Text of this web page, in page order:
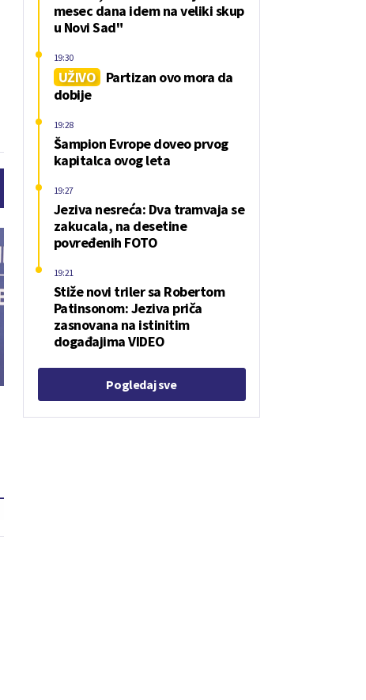
mesec dana idem na veliki skup
u Novi Sad"
UŽIVO
Partizan ovo mora da
dobije
19:30
Šampion Evrope doveo prvog
kapitalca ovog leta
19:28
Jeziva nesreća: Dva tramvaja se
zakucala, na desetine
povređenih FOTO
19:27
Stiže novi triler sa Robertom
Patinsonom: Jeziva priča
zasnovana na istinitim
događajima VIDEO
19:21
Pogledaj sve